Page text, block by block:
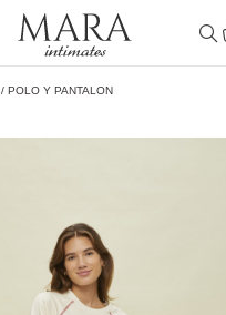
/ POLO Y PANTALON